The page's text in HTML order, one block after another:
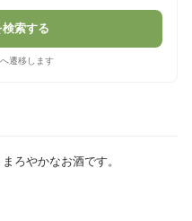
索する
遷移します
ろやかなお酒です。